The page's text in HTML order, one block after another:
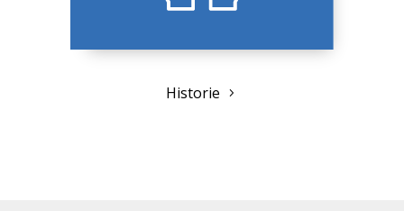
Historie